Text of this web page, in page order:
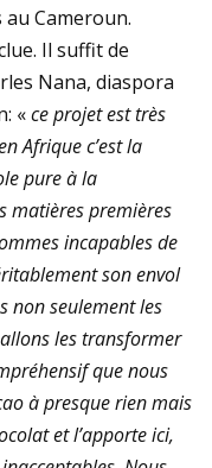
Cameroun.
Il suffit de
Nana, diaspora
«ce projet est très
Afrique c’est la
pure à la
matières premières
incapables de
son envol
non seulement les
les transformer
que nous
à presque rien mais
et l’apporte ici,